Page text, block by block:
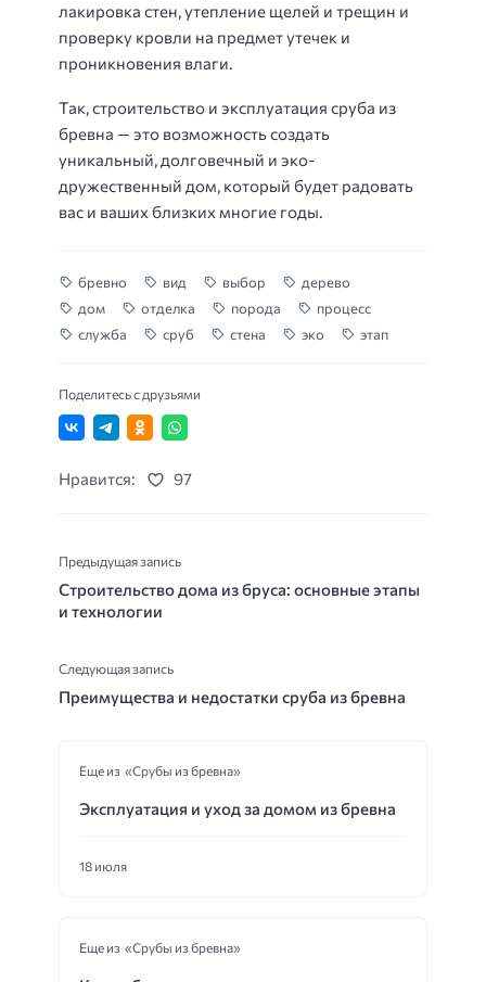
лакировка стен, утепление щелей и трещин и
проверку кровли на предмет утечек и
проникновения влаги.
Так, строительство и эксплуатация сруба из
бревна — это возможность создать
уникальный, долговечный и эко-
дружественный дом, который будет радовать
вас и ваших близких многие годы.
бревно вид выбор
дерево
дом
отделка порода
процесс
служба
сруб стена эко этап
Поделитесь с друзьями
Нравится: 97
Предыдущая запись
Строительство дома из бруса: основные этапы
и технологии
Следующая запись
Преимущества и недостатки сруба из бревна
Еще из «Срубы из бревна»
Эксплуатация и уход за домом из бревна
18 июля
Еще из «Срубы из бревна»